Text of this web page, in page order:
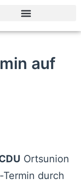
auf
Ortsunion
durch